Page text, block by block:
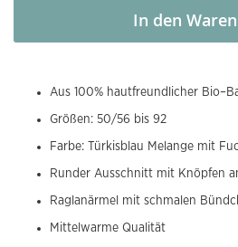
In den
Aus 100% hautfreundlicher
Größen: 50/56 bis 92
Farbe: Türkisblau Melange mit
Runder Ausschnitt mit Knöpfen
Raglanärmel mit schmalen
Mittelwarme Qualität